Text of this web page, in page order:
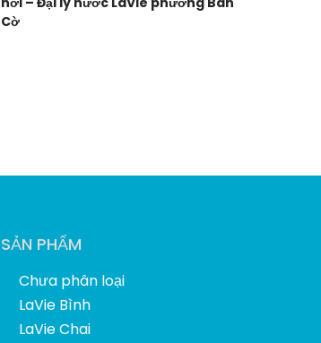
Cờ
SẢN PHẨM
Chưa phân loại
LaVie Bình
LaVie Chai